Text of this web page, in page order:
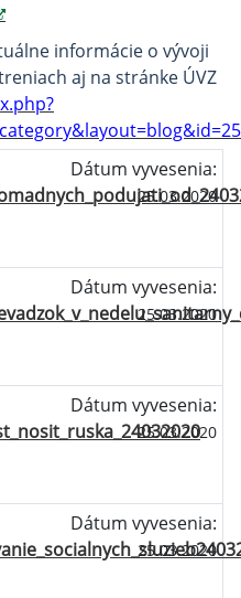
informácie o vývoji
aj na stránke ÚVZ
Dátum vyvesenia:
25.03.2020
Dátum vyvesenia:
25.03.2020
Dátum vyvesenia:
25.03.2020
Dátum vyvesenia:
25.03.2020